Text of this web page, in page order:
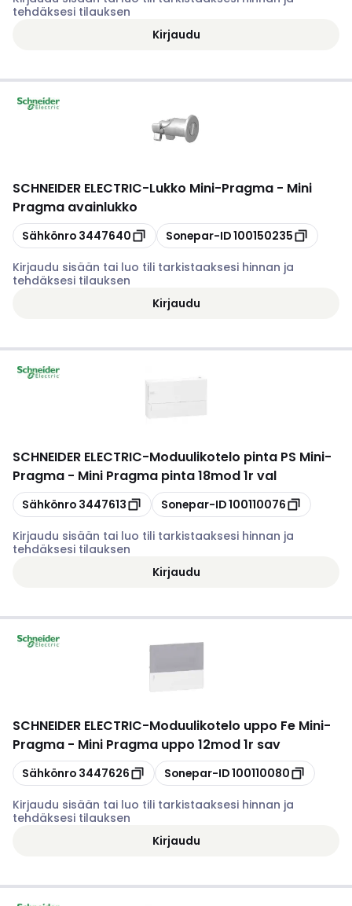
tehdäksesi tilauksen
Kirjaudu
SCHNEIDER ELECTRIC-Lukko Mini-Pragma - Mini
Pragma avainlukko
Kopioi
Sähkönro 3447640 Kopioi
Sonepar-ID100150235
Kirjaudu sisään tai luo tili tarkistaaksesi hinnan ja
tehdäksesi tilauksen
Kirjaudu
SCHNEIDER ELECTRIC-Moduulikotelo pinta PS Mini-
Pragma - Mini Pragma pinta 18mod 1r val
Kopioi
Sähkönro 3447613 Kopioi
Sonepar-ID100110076
Kirjaudu sisään tai luo tili tarkistaaksesi hinnan ja
tehdäksesi tilauksen
Kirjaudu
SCHNEIDER ELECTRIC-Moduulikotelo uppo Fe Mini-
Pragma - Mini Pragma uppo 12mod 1r sav
Kopioi
Sähkönro 3447626 Kopioi
Sonepar-ID100110080
Kirjaudu sisään tai luo tili tarkistaaksesi hinnan ja
tehdäksesi tilauksen
Kirjaudu